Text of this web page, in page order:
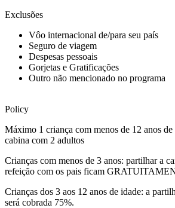
Exclusões
Vôo internacional de/para seu país
Seguro de viagem
Despesas pessoais
Gorjetas e Gratificações
Outro não mencionado no programa
Policy
Máximo 1 criança com menos de 12 anos de
cabina com 2 adultos
Crianças com menos de 3 anos: partilhar a
refeição com os pais ficam
Crianças dos 3 aos 12 anos de idade: a
será cobrada 75%.